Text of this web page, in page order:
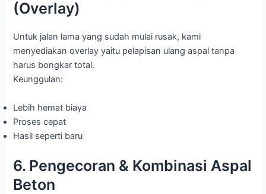
(Overlay)
Untuk jalan lama yang sudah mulai rusak, kami
menyediakan overlay yaitu pelapisan ulang aspal tanpa
harus bongkar total.
Keunggulan:
Lebih hemat biaya
Proses cepat
Hasil seperti baru
6. Pengecoran & Kombinasi Aspal
Beton